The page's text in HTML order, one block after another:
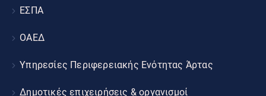
ΕΣΠΑ
ΟΑΕΔ
Υπηρεσίες Περιφερειακής Ενότητας Άρτας
Δημοτικές επιχειρήσεις & οργανισμοί